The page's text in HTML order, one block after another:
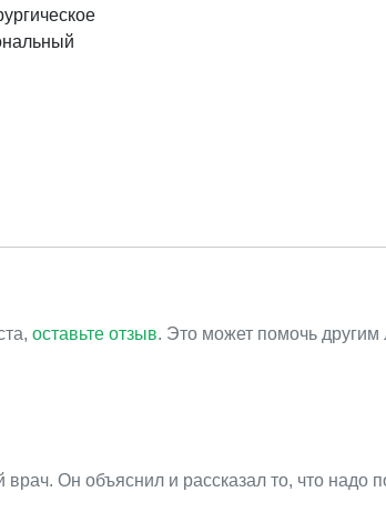
оставьте отзыв. Это может помочь
Он объяснил и рассказал то, что надо